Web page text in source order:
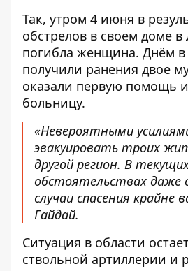
Так, утром 4 июня в
обстрелов в своем доме
погибла женщина. Днём в
получили ранения двое
оказали первую помощь
больницу.
«Невероятными
эвакуировать троих
другой регион. В
обстоятельствах даже
случаи спасения крайне
Гайдай.
Ситуация в области
ствольной артиллерии и